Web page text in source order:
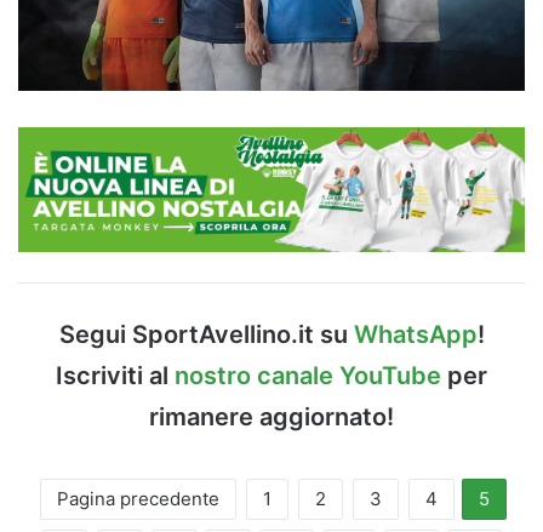
Segui SportAvellino.it su WhatsApp!
Iscriviti al nostro canale YouTube per
rimanere aggiornato!
Pagina precedente 1 2 3 4 5